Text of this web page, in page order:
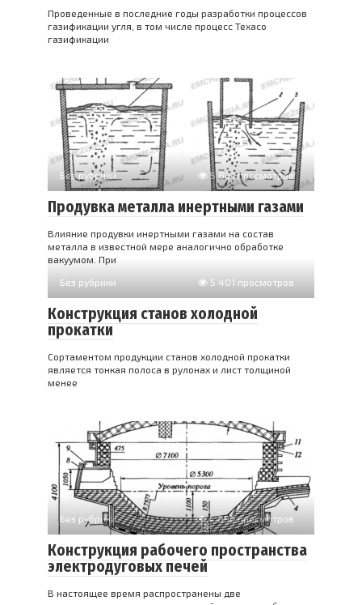
Проведенные в последние годы разработки процессов
газификации угля, в том числе процесс Texaco
газификации
Без рубрики 5 881 просмотров
Продувка металла инертными газами
Влияние продувки инертными газами на состав
металла в известной мере аналогично обработке
вакуумом. При
Без рубрики
5 401 просмотров
Конструкция станов холодной
прокатки
Сортаментом продукции станов холодной прокатки
является тонкая полоса в рулонах и лист толщиной
менее
Без рубрики 4 896 просмотров
Конструкция рабочего пространства
электродуговых печей
В настоящее время распространены две